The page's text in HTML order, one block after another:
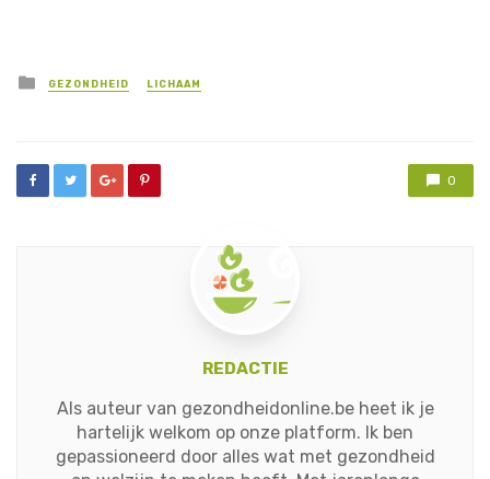
Posted
in
GEZONDHEID LICHAAM
0
REDACTIE
Als auteur van gezondheidonline.be heet ik je
hartelijk welkom op onze platform. Ik ben
gepassioneerd door alles wat met gezondheid